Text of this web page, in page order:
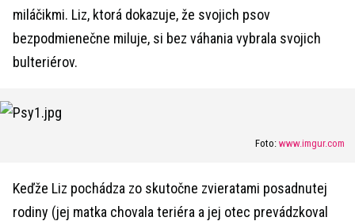
miláčikmi. Liz, ktorá dokazuje, že svojich psov
bezpodmienečne miluje, si bez váhania vybrala svojich
bulteriérov.
Foto: www.imgur.com
Keďže Liz pochádza zo skutočne zvieratami posadnutej
rodiny (jej matka chovala teriéra a jej otec prevádzkoval